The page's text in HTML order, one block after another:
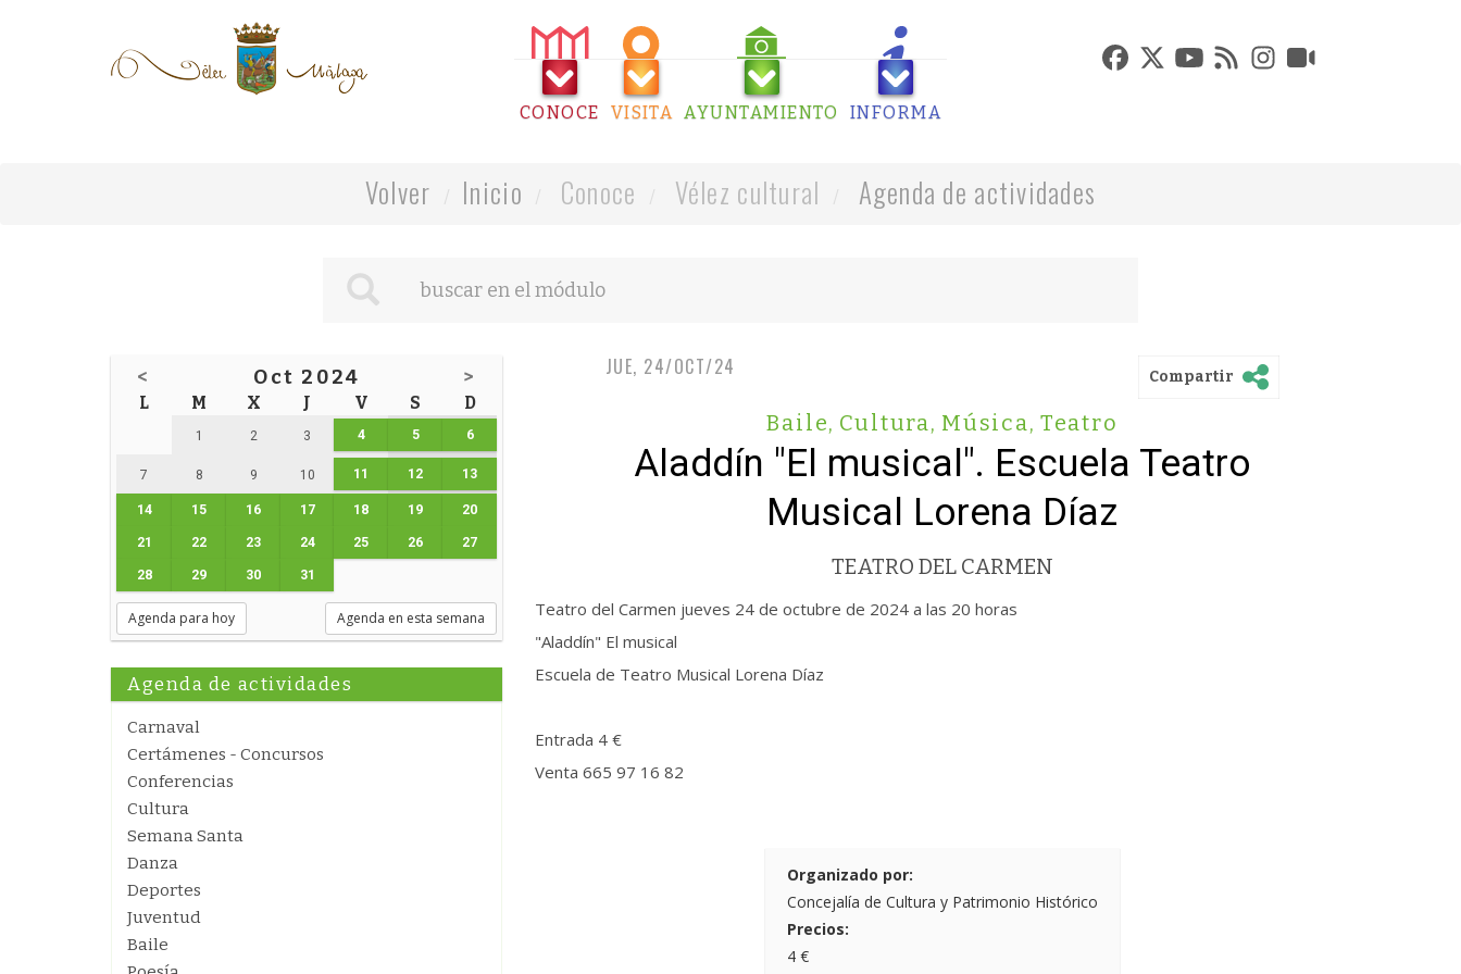
CONOCE VISITA AYUNTAMIENTO INFORMA
Volver Inicio Conoce Vélez cultural Agenda de actividades
< Oct 2024 >
L M X J V S D
1 2 3 4 5 6
7 8 9 10 11 12 13
14 15 16 17 18 19 20
21 22 23 24 25 26 27
28 29 30 31
Agenda para hoy Agenda en esta semana
Agenda de actividades
Carnaval
Certámenes - Concursos
Conferencias
Cultura
Semana Santa
Danza
Deportes
Juventud
Baile
JUE, 24/OCT/24 Compartir
Baile, Cultura, Música, Teatro
Aladdín "El musical". Escuela Teatro
Musical Lorena Díaz
TEATRO DEL CARMEN
Teatro del Carmen jueves 24 de octubre de 2024 a las 20 horas
"Aladdín" El musical
Escuela de Teatro Musical Lorena Díaz
Entrada 4 €
Venta 665 97 16 82
Organizado por:
Concejalía de Cultura y Patrimonio Histórico
Precios:
4 €